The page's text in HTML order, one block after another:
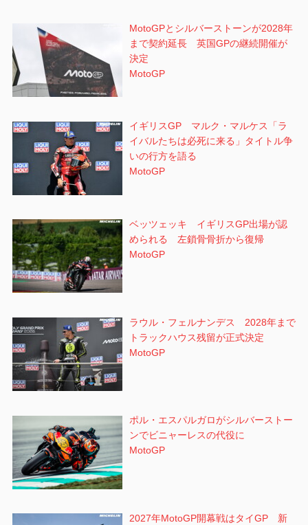
MotoGPとシルバーストーンが2028年
まで契約延長 英国GPの継続開催が
決定
MotoGP
イギリスGP マルク・マルケス「ラ
イバルたちは必死に来る」タイトル争
いの行方を語る
MotoGP
ベッツェッキ イギリスGP出場が認
められる 左鎖骨骨折から復帰
MotoGP
ラウル・フェルナンデス 2028年まで
トラックハウス残留が正式決定
MotoGP
ポル・エスパルガロがシルバーストー
ンでビニャーレスの代役に
MotoGP
2027年MotoGP開幕戦はタイGP 新